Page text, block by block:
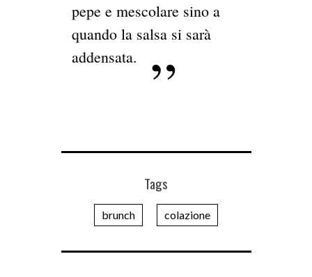
pepe e mescolare sino a
quando la salsa si sarà
addensata.
Tags
brunch colazione